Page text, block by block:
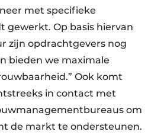
met specifieke
gewerkt. Op basis hiervan
zijn opdrachtgevers nog
bieden we maximale
Ook komt
in contact met
om
de markt te ondersteunen.